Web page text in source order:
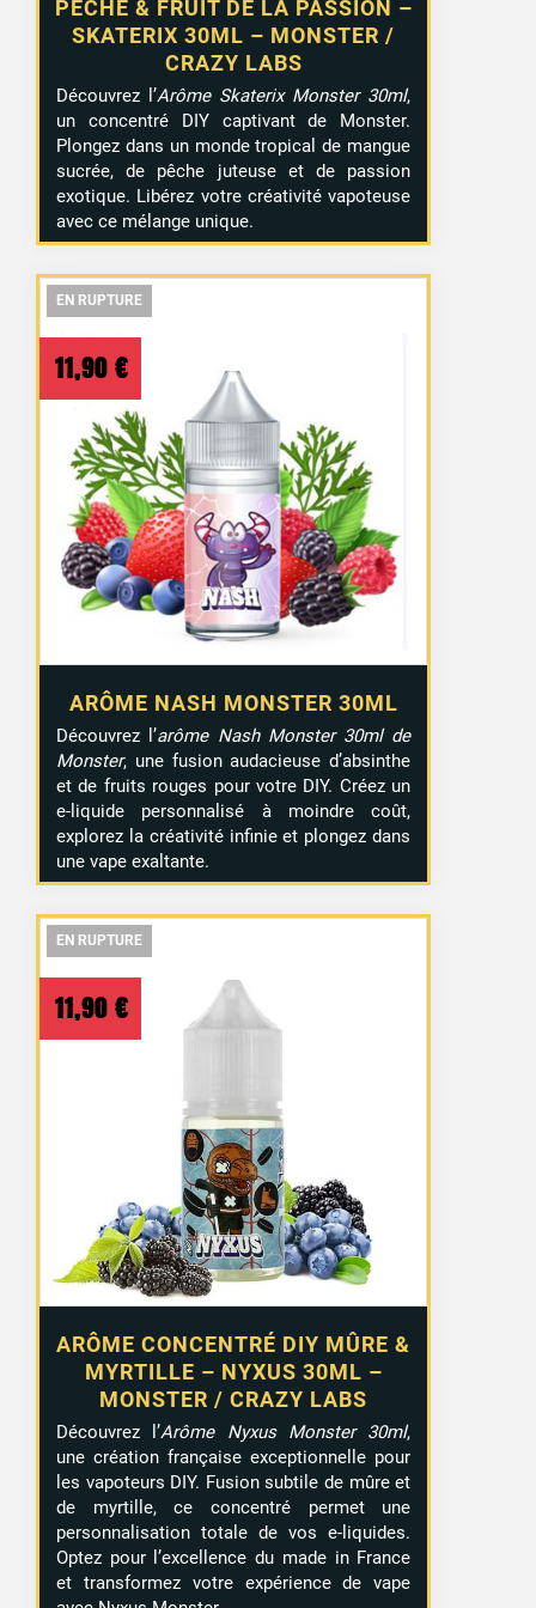
PÊCHE & FRUIT DE LA PASSION –
SKATERIX 30ML – MONSTER /
CRAZY LABS
Découvrez l’Arôme Skaterix Monster 30ml,
un concentré DIY captivant de Monster.
Plongez dans un monde tropical de mangue
sucrée, de pêche juteuse et de passion
exotique. Libérez votre créativité vapoteuse
avec ce mélange unique.
EN RUPTURE
EN RUPTURE
ARÔME NASH MONSTER 30ML
11,90 €
Découvrez l’arôme Nash Monster 30ml de
Monster, une fusion audacieuse d’absinthe
et de fruits rouges pour votre DIY. Créez un
e-liquide personnalisé à moindre coût,
explorez la créativité infinie et plongez dans
une vape exaltante.
EN RUPTURE
EN RUPTURE
EN RUPTURE
ARÔME CONCENTRÉ DIY MÛRE &
MYRTILLE – NYXUS 30ML –
MONSTER / CRAZY LABS
11,90 €
Découvrez l’Arôme Nyxus Monster 30ml,
une création française exceptionnelle pour
les vapoteurs DIY. Fusion subtile de mûre et
de myrtille, ce concentré permet une
personnalisation totale de vos e-liquides.
Optez pour l’excellence du made in France
et transformez votre expérience de vape
EN RUPTURE